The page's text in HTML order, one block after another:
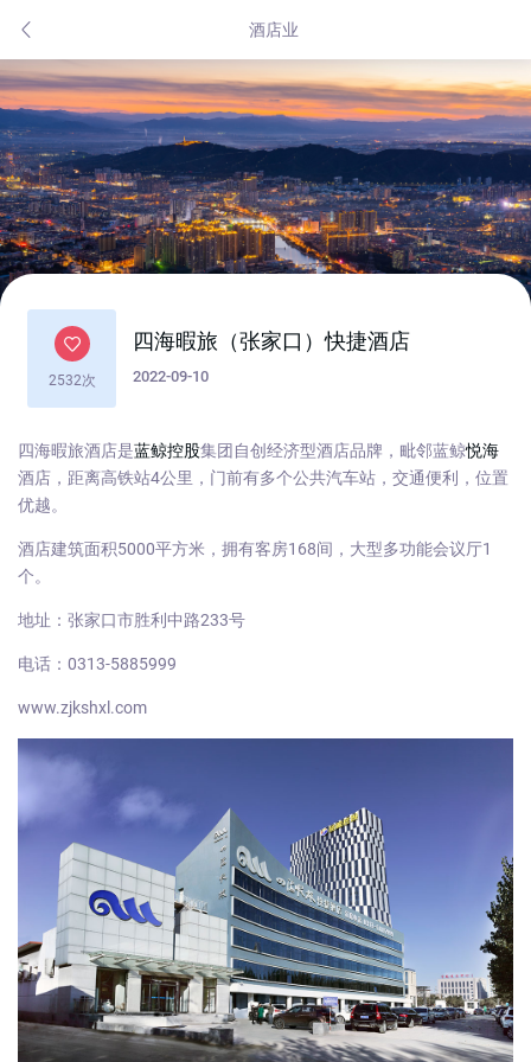
酒店业
2532次
四海暇旅（张家口）快捷酒店
2022-09-10
四海暇旅酒店是蓝鲸控股集团自创经济型酒店品牌，毗邻蓝鲸悦海
酒店，距离高铁站4公里，门前有多个公共汽车站，交通便利，位置
优越。
酒店建筑面积5000平方米，拥有客房168间，大型多功能会议厅1
个。
地址：张家口市胜利中路233号
电话：0313-5885999
www.zjkshxl.com